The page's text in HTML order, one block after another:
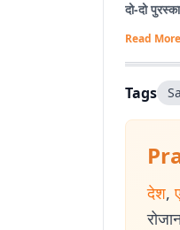
दो-दो
Read More
Tags
देश,